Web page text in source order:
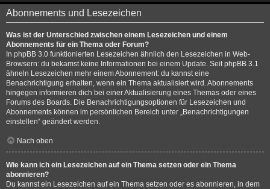
Abonnements und Lesezeichen
Was ist der Unterschied zwischen einem Lesezeichen und einem
Abonnements für ein Thema oder Forum?
In phpBB 3.0 funktionierten Lesezeichen ähnlich den Lesezeichen in Web-
Browsern: du bekamst keine Informationen bei einem Update. Seit phpBB 3.1
ähneln Lesezeichen mehr einem Abonnement: du kannst eine
Benachrichtigung erhalten, wenn ein Thema aktualisiert wird. Abonnements
hingegen informieren dich bei einer Aktualisierung eines Themas oder eines
Forums des Boards. Die Benachrichtigungsoptionen für Lesezeichen und
Abonnements können im persönlichen Bereich unter „Benachrichtigungen
einstellen“ geändert werden.
Nach oben
Wie kann ich ein Lesezeichen auf ein Thema setzen oder ein Thema
abonnieren?
Du kannst ein Lesezeichen auf ein Thema setzen oder es abonnieren, in dem